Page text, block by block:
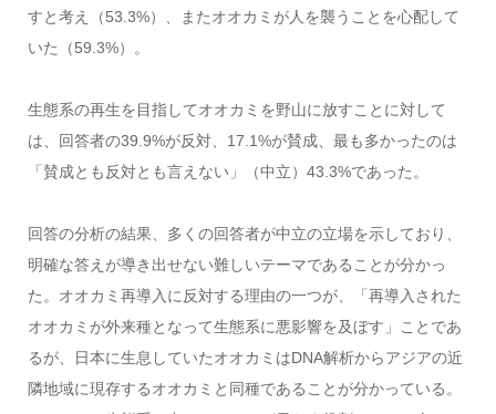
すと考え（53.3%）、またオオカミが人を襲うことを心配して
いた（59.3%）。
生態系の再生を目指してオオカミを野山に放すことに対して
は、回答者の39.9%が反対、17.1%が賛成、最も多かったのは
「賛成とも反対とも言えない」（中立）43.3%であった。
回答の分析の結果、多くの回答者が中立の立場を示しており、
明確な答えが導き出せない難しいテーマであることが分かっ
た。オオカミ再導入に反対する理由の一つが、「再導入された
オオカミが外来種となって生態系に悪影響を及ぼす」ことであ
るが、日本に生息していたオオカミはDNA解析からアジアの近
隣地域に現存するオオカミと同種であることが分かっている。